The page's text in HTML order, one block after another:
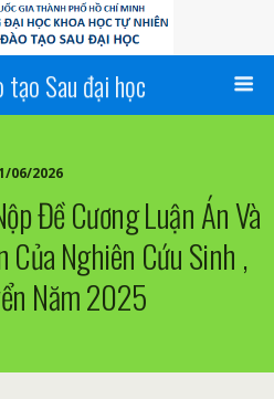
Sau đại học
06/2026
Đề Cương Luận Án Và
Của Nghiên Cứu Sinh ,
Năm 2025